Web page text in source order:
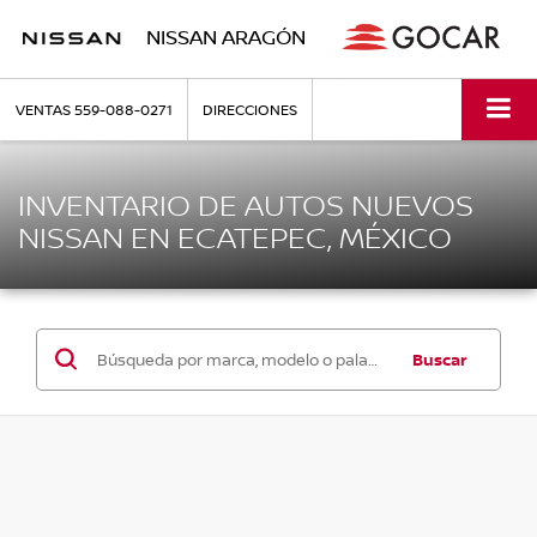
NISSAN ARAGÓN
VENTAS559-088-0271 DIRECCIONES
INVENTARIO DE AUTOS NUEVOS
NISSAN EN ECATEPEC, MÉXICO
Buscar